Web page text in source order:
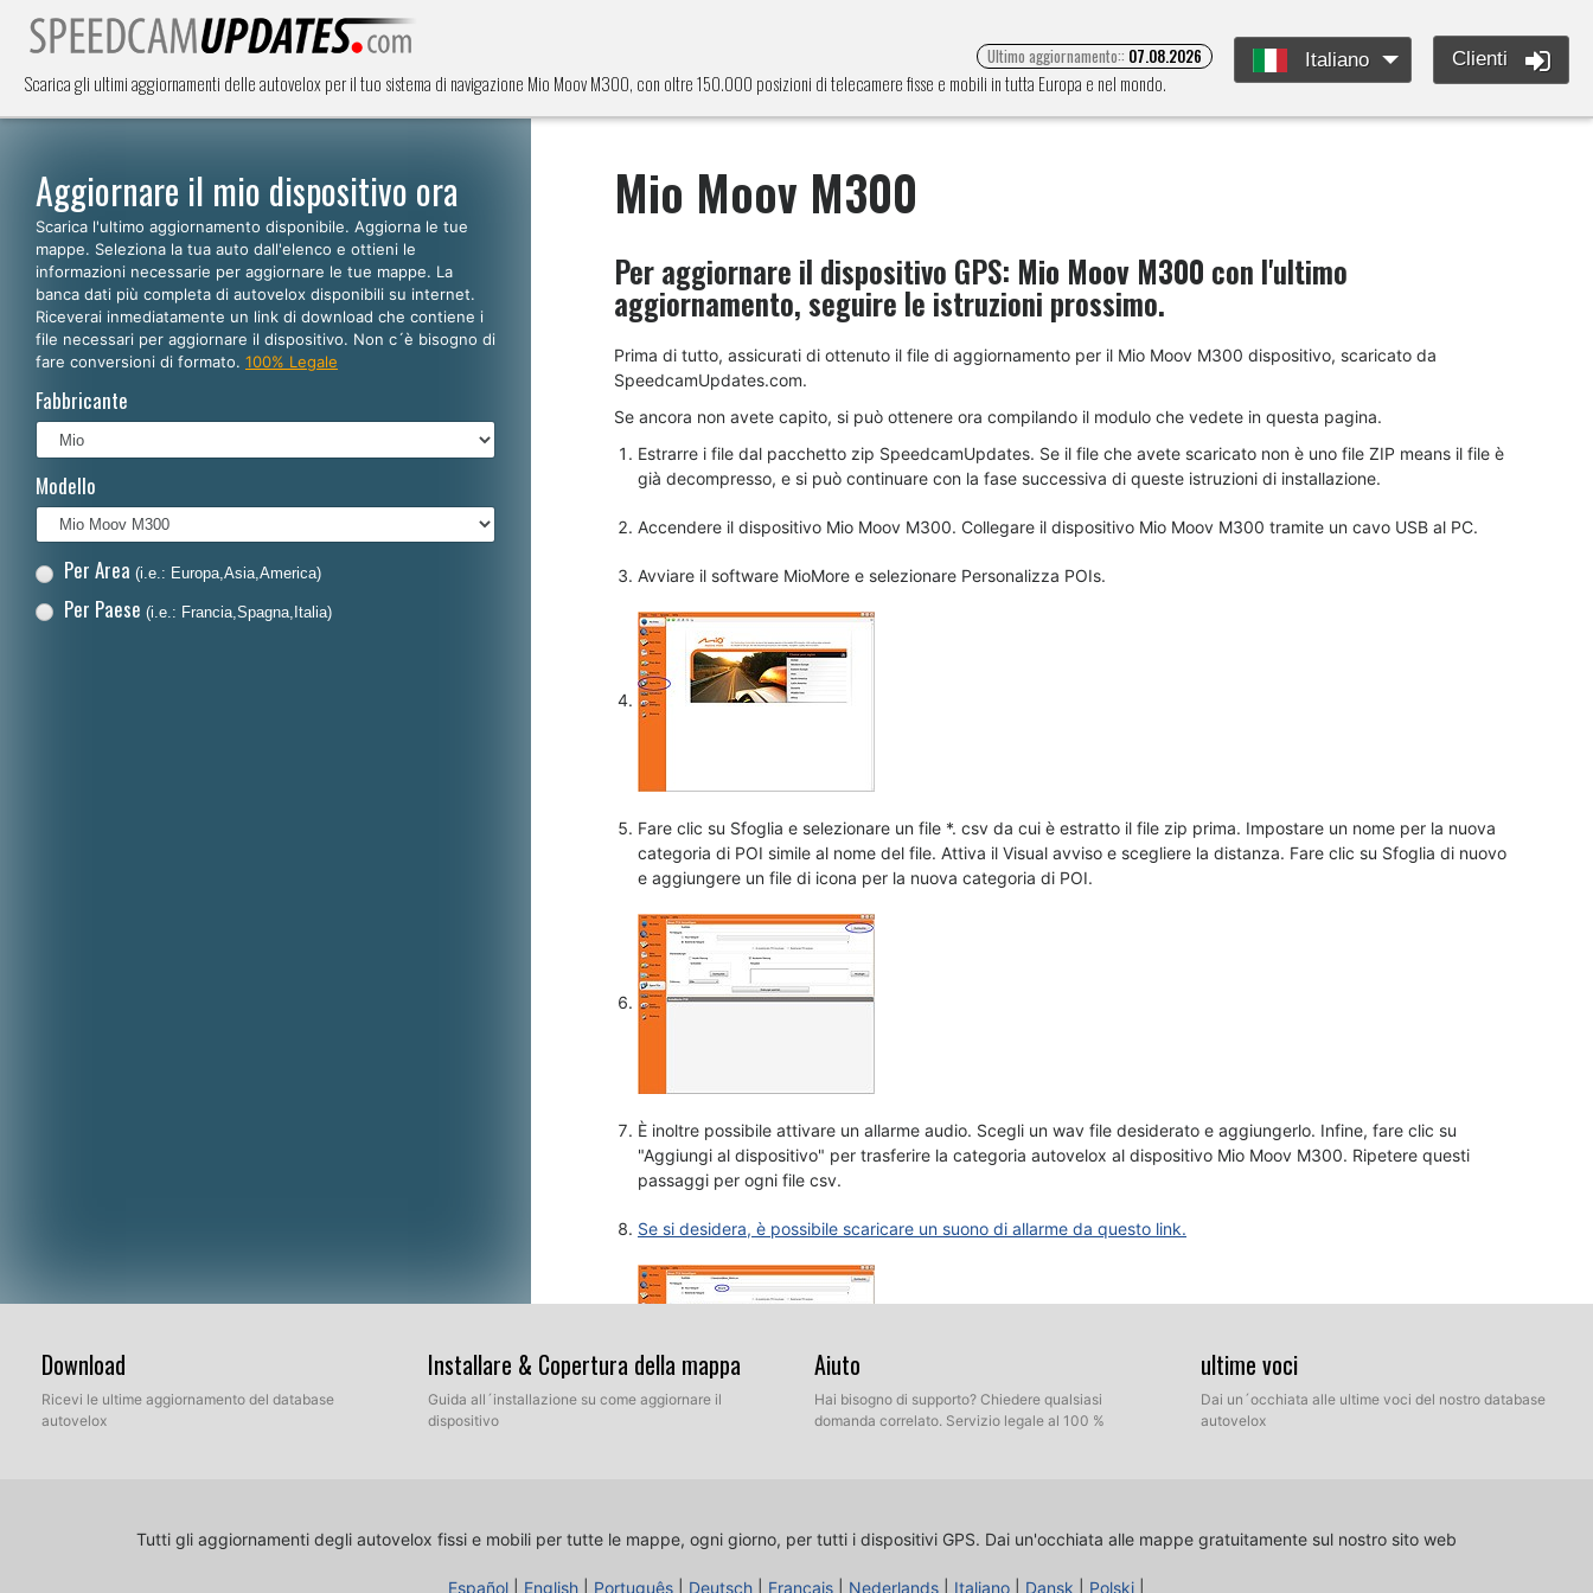
Scarica gli ultimi aggiornamenti delle autovelox per il tuo sistema di navigazione Mio Moov M300, con oltre 150.000 posizioni di telecamere fisse e mobili in tutta Europa e nel mondo.
Ultimo aggiornamento:: 07.08.2026 Italiano Clienti
Aggiornare il mio dispositivo ora
Scarica l'ultimo aggiornamento disponibile. Aggiorna le tue
mappe. Seleziona la tua auto dall'elenco e ottieni le
informazioni necessarie per aggiornare le tue mappe. La
banca dati più completa di autovelox disponibili su internet.
Riceverai inmediatamente un link di download che contiene i
file necessari per aggiornare il dispositivo. Non c´è bisogno di
fare conversioni di formato. 100% Legale
Fabbricante
Modello
Per Area (i.e.: Europa,Asia,America)
Per Paese (i.e.: Francia,Spagna,Italia)
Mio Moov M300
Per aggiornare il dispositivo GPS: Mio Moov M300 con l'ultimo
aggiornamento, seguire le istruzioni prossimo.
Prima di tutto, assicurati di ottenuto il file di aggiornamento per il Mio Moov M300 dispositivo, scaricato da
SpeedcamUpdates.com.
Se ancora non avete capito, si può ottenere ora compilando il modulo che vedete in questa pagina.
Estrarre i file dal pacchetto zip SpeedcamUpdates. Se il file che avete scaricato non è uno file ZIP means il file è
già decompresso, e si può continuare con la fase successiva di queste istruzioni di installazione.
Accendere il dispositivo Mio Moov M300. Collegare il dispositivo Mio Moov M300 tramite un cavo USB al PC.
Avviare il software MioMore e selezionare Personalizza POIs.
Fare clic su Sfoglia e selezionare un file *. csv da cui è estratto il file zip prima. Impostare un nome per la nuova
categoria di POI simile al nome del file. Attiva il Visual avviso e scegliere la distanza. Fare clic su Sfoglia di nuovo
e aggiungere un file di icona per la nuova categoria di POI.
È inoltre possibile attivare un allarme audio. Scegli un wav file desiderato e aggiungerlo. Infine, fare clic su
"Aggiungi al dispositivo" per trasferire la categoria autovelox al dispositivo Mio Moov M300. Ripetere questi
passaggi per ogni file csv.
Se si desidera, è possibile scaricare un suono di allarme da questo link.
Download
Ricevi le ultime aggiornamento del database
autovelox
Installare & Copertura della mappa
Guida all´installazione su come aggiornare il
dispositivo
Aiuto
Hai bisogno di supporto? Chiedere qualsiasi
domanda correlato. Servizio legale al 100 %
ultime voci
Dai un´occhiata alle ultime voci del nostro database
autovelox
Tutti gli aggiornamenti degli autovelox fissi e mobili per tutte le mappe, ogni giorno, per tutti i dispositivi GPS. Dai un'occhiata alle mappe gratuitamente sul nostro sito web
Español English Português Deutsch Français Nederlands Italiano Dansk Polski